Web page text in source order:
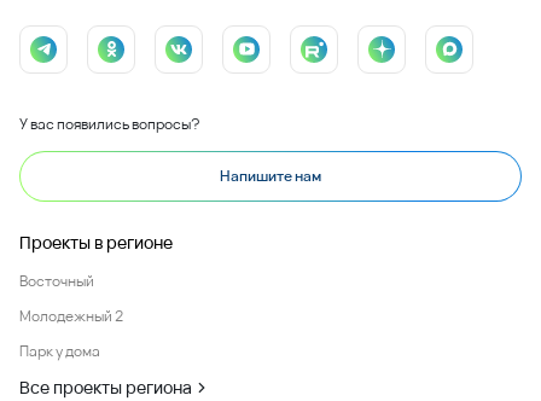
У вас появились вопросы?
Напишите нам
Проекты в регионе
Восточный
Молодежный 2
Парк у дома
Все проекты региона